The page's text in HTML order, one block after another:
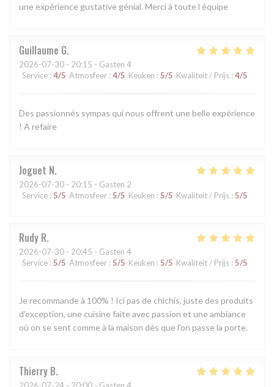
une expérience gustative génial. Merci à toute l équipe
Guillaume G
2026-07-30 - 20:15 - Gasten 4
Service : 4/5 Atmosfeer : 4/5 Keuken : 5/5 Kwaliteit / Prijs : 4/5
Des passionnés sympas qui nous offrent une belle expérience
! A refaire
Joguet N
2026-07-30 - 20:15 - Gasten 2
Service : 5/5 Atmosfeer : 5/5 Keuken : 5/5 Kwaliteit / Prijs : 5/5
Rudy R
2026-07-30 - 20:45 - Gasten 4
Service : 5/5 Atmosfeer : 5/5 Keuken : 5/5 Kwaliteit / Prijs : 5/5
Je recommande à 100% ! Ici pas de chichis, juste des produits
d’exception, une cuisine faite avec passion et une ambiance
où on se sent comme à la maison dès que l’on passe la porte.
Thierry B
2026-07-24 - 20:00 - Gasten 4